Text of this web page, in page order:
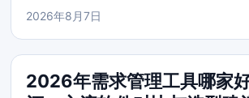
2026年8月7日
2026年需求管理工具哪家